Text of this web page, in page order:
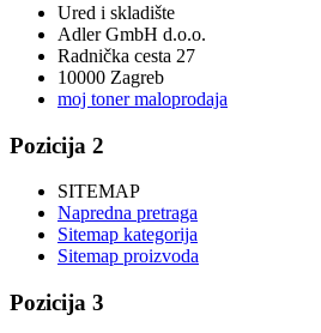
Ured i skladište
Adler GmbH d.o.o.
Radnička cesta 27
10000 Zagreb
moj toner maloprodaja
Pozicija 2
SITEMAP
Napredna pretraga
Sitemap kategorija
Sitemap proizvoda
Pozicija 3